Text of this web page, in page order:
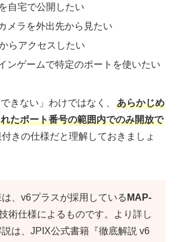
自宅で公開したい
メラを外出先から見たい
らアクセスしたい
ンゲームで特定のポートを使いたい
できない」わけではなく、あらかじめ
たポート番号の範囲内でのみ開放で
付きの仕様だと理解しておきましょ
は、v6プラスが採用している MAP-
術仕様によるものです。より詳し
は、JPIX公式書籍『徹底解説 v6